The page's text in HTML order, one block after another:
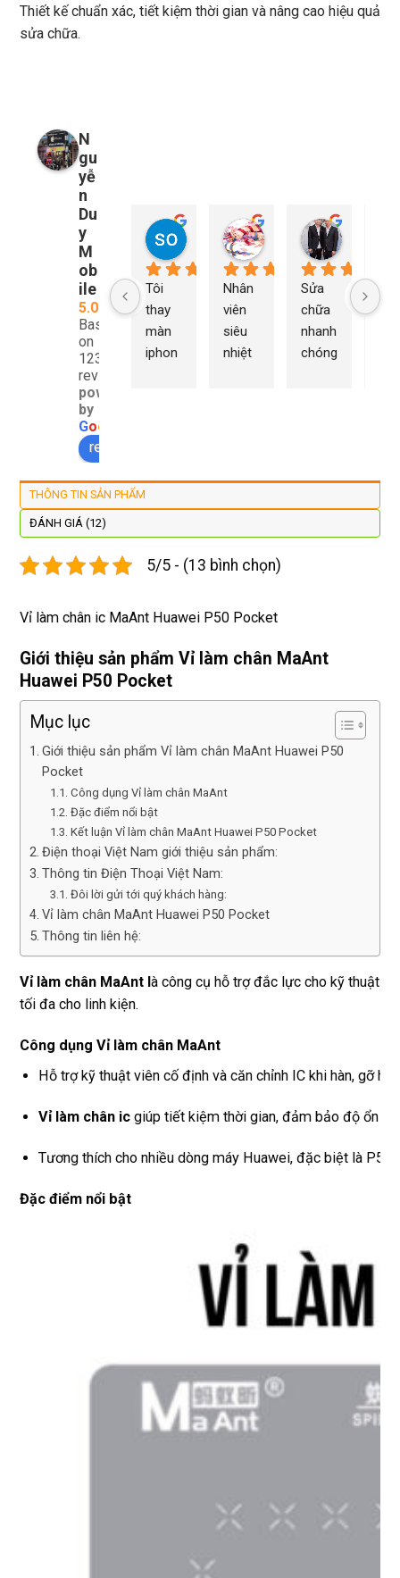
Thiết kế chuẩn xác, tiết kiệm thời gian và nâng cao hiệu quả
sửa chữa.
N
gu
yễ
n
Du
y
M
ob
ile
5.0
Based
on
1232
reviews
powered
by
Goo
review us on
so young
1 năm trước
Tôi
thay
màn
iphon
lại
xịn
phí.
tôt
My Nguyễn
1 năm trước
Nhân
viên
siêu
nhiệt
tôi sẽ
Sửa
chữa
nhanh
chóng
đây
n
THÔNG TIN SẢN PHẨM
ĐÁNH GIÁ (12)
5/5 - (13 bình chọn)
Vỉ làm chân ic MaAnt Huawei P50 Pocket
Giới thiệu sản phẩm Vỉ làm chân MaAnt
Huawei P50 Pocket
Mục lục
Giới thiệu sản phẩm Vỉ làm chân MaAnt Huawei P50
Pocket
Công dụng Vỉ làm chân MaAnt
Đặc điểm nổi bật
Kết luận Vỉ làm chân MaAnt Huawei P50 Pocket
Điện thoại Việt Nam giới thiệu sản phẩm:
Thông tin Điện Thoại Việt Nam:
Đôi lời gửi tới quý khách hàng:
Vỉ làm chân MaAnt Huawei P50 Pocket
Thông tin liên hệ:
Vỉ làm chân MaAnt l à công cụ hỗ trợ đắc lực cho kỹ thuật
tối đa cho linh kiện.
Công dụng Vỉ làm chân MaAnt
Hỗ trợ kỹ thuật viên cố định và căn chỉnh IC khi hàn, gỡ
Vỉ làm chân ic giúp tiết kiệm thời gian, đảm bảo độ ổn
Tương thích cho nhiều dòng máy Huawei, đặc biệt là P50
Đặc điểm nổi bật